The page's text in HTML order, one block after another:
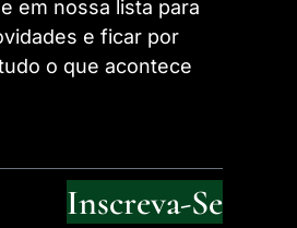
em nossa lista para
e ficar por
o que acontece
Inscreva-Se